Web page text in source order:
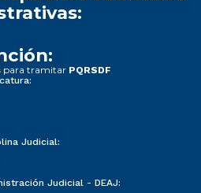
para tramitar PQRSDF
Judicial:
Judicial - DEAJ: